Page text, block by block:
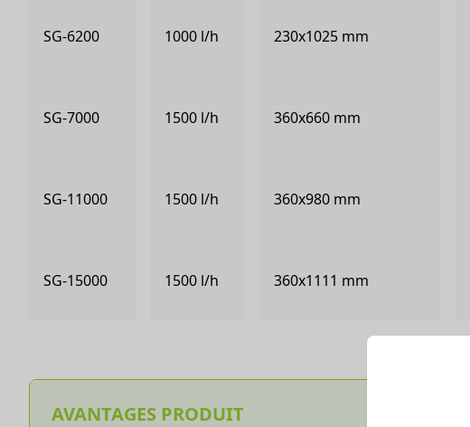
SG-6200 1000 l/h 230x1025 mm
SG-7000 1500 l/h 360x660 mm
SG-11000 1500 l/h 360x980 mm
SG-15000 1500 l/h 360x1111 mm
AVANTAGES PRODUIT